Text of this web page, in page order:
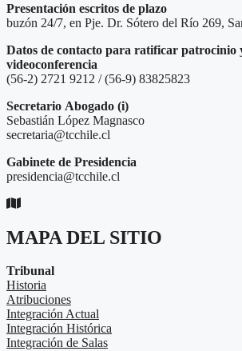
Presentación escritos de plazo
buzón 24/7, en Pje. Dr. Sótero del Río 269,
Datos de contacto para ratificar patrocinio
videoconferencia
(56-2) 2721 9212 / (56-9) 83825823
Secretario Abogado (i)
Sebastián López Magnasco
secretaria@tcchile.cl
Gabinete de Presidencia
presidencia@tcchile.cl
MAPA DEL SITIO
Tribunal
Historia
Atribuciones
Integración Actual
Integración Histórica
Integración de Salas